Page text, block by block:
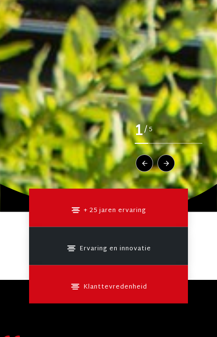
1/5
+ 25 jaren ervaring
Ervaring en innovatie
Klanttevredenheid